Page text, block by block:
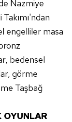
ilgili bilgi
Nazmiye
engelliler masa
bedensel
görme
Taşbağ
OYUNLAR